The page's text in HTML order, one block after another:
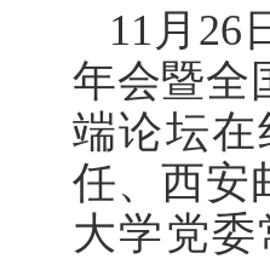
11月26
年会暨全
端论坛
任、西安
大学党